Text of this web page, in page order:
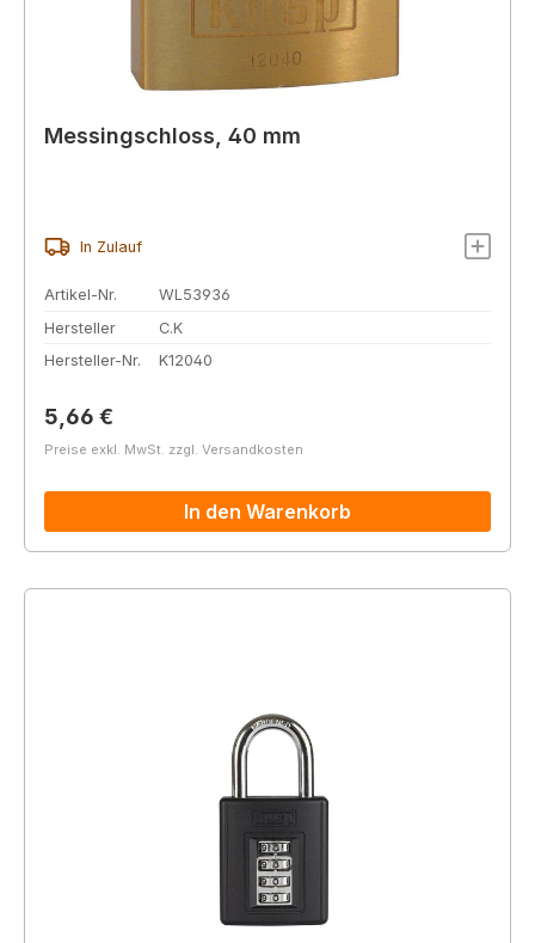
Messingschloss, 40 mm
In Zulauf
Artikel-Nr.
WL53936
Hersteller
C.K
Hersteller-Nr.
K12040
Regulärer Preis:
5,66 €
Preise exkl. MwSt. zzgl. Versandkosten
In den Warenkorb